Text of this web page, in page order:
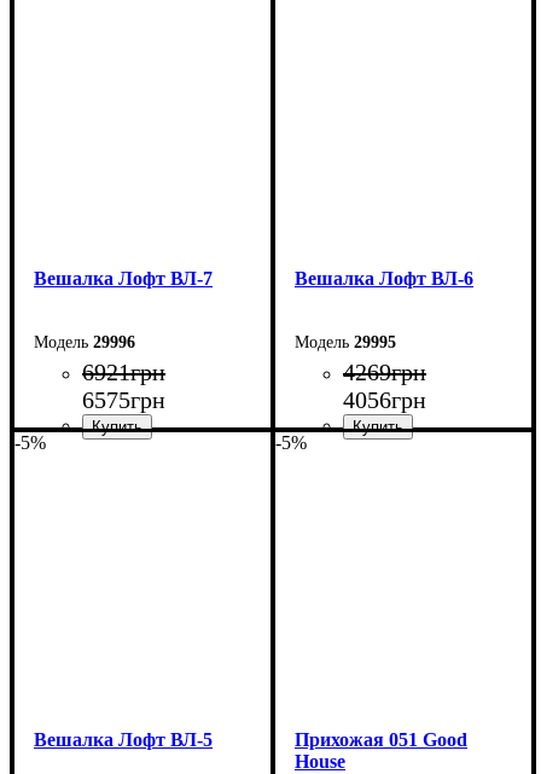
Вешалка Лофт ВЛ-7
29996
6921грн
6575грн
Вешалка Лофт ВЛ-6
29995
4269грн
4056грн
-5%
Вешалка Лофт ВЛ-5
-5%
Прихожая 051 Good
House